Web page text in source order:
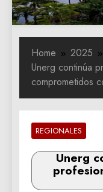
Home 2025
Unerg continúa
comprometidos
REGIONALES
Unerg